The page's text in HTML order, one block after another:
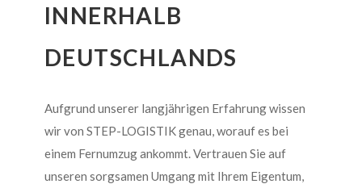
INNERHALB
DEUTSCHLANDS
Aufgrund unserer langjährigen Erfahrung wissen
wir von STEP-LOGISTIK genau, worauf es bei
einem Fernumzug ankommt. Vertrauen Sie auf
unseren sorgsamen Umgang mit Ihrem Eigentum,